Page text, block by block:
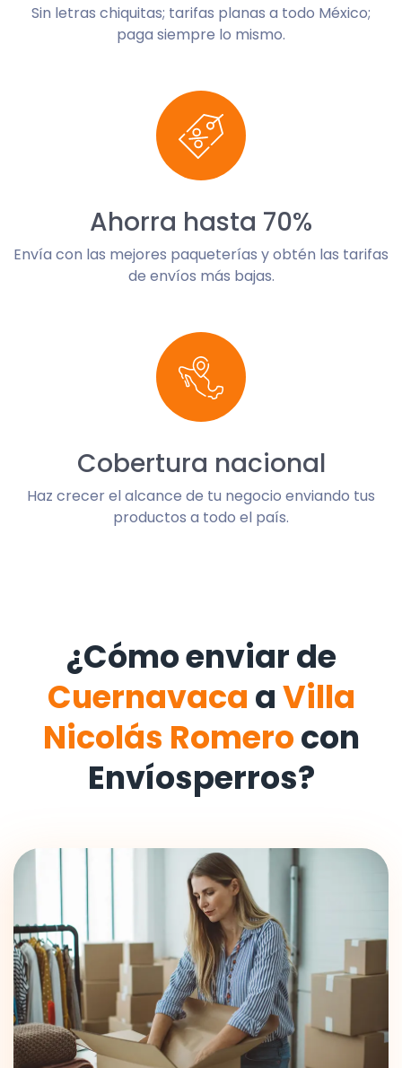
Sin letras chiquitas; tarifas planas a todo México;
paga siempre lo mismo.
Ahorra hasta 70%
Envía con las mejores paqueterías y obtén las tarifas
de envíos más bajas.
Cobertura nacional
Haz crecer el alcance de tu negocio enviando tus
productos a todo el país.
¿Cómo enviar de
Cuernavaca aVilla
Nicolás Romerocon
Envíosperros?